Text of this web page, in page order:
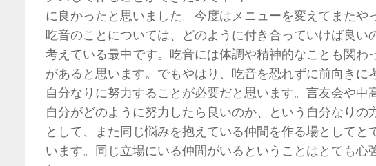
に良かったと思いました。今度はメニューを変えてまたや
吃音のことについては、どのように付き合っていけば良い
考えている最中です。吃音には体調や精神的なことも関わ
があると思います。でもやはり、吃音を恐れずに前向きに
自分なりに努力することが必要だと思います。言友会や中
自分がどのように努力したら良いのか、という自分なりの
として、また同じ悩みを抱えている仲間を作る場としてと
います。同じ立場にいる仲間がいるということはとても心